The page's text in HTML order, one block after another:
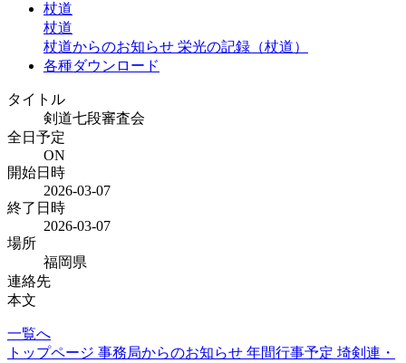
杖道
杖道
杖道からのお知らせ 栄光の記録（杖道）
各種ダウンロード
タイトル
剣道七段審査会
全日予定
ON
開始日時
2026-03-07
終了日時
2026-03-07
場所
福岡県
連絡先
本文
一覧へ
トップページ 事務局からのお知らせ 年間行事予定 埼剣連・